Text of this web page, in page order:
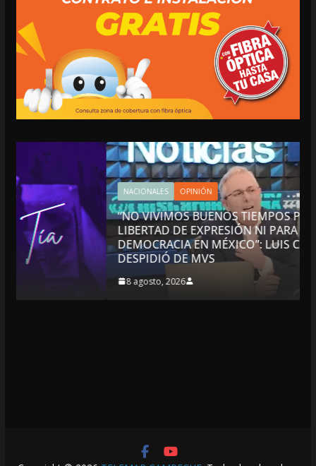
NACIONALES OPINIÓN
“NO VIVIMOS BUENOS TIEMPOS PARA LA
LIBERTAD DE EXPRESIÓN NI PARA LA
DEMOCRACIA EN MÉXICO”: LUIS CÁRDENAS; SE
DESPIDIÓ DE MVS
8 agosto, 2026